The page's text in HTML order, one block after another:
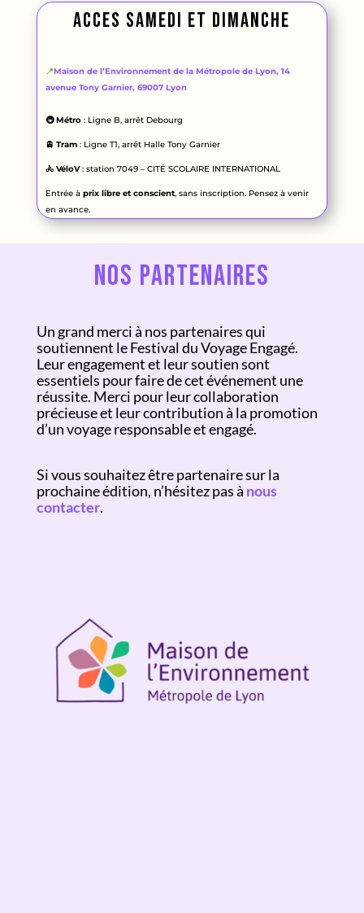
acces samedi et dimanche
📍Maison de l’Environnement de la Métropole de Lyon, 14
avenue Tony Garnier, 69007 Lyon
🚇 Métro: Ligne B, arrêt Debourg
🚊 Tram: Ligne T1, arrêt Halle Tony Garnier
🚴 VéloV: station 7049 – CITÉ SCOLAIRE INTERNATIONAL
Entrée à prix libre et conscient, sans inscription. Pensez à venir
en avance.
Nos partenaires
Un grand merci à nos partenaires qui
soutiennent le Festival du Voyage Engagé.
Leur engagement et leur soutien sont
essentiels pour faire de cet événement une
réussite. Merci pour leur collaboration
précieuse et leur contribution à la promotion
d’un voyage responsable et engagé.
Si vous souhaitez être partenaire sur la
prochaine édition, n’hésitez pas à nous
contacter.